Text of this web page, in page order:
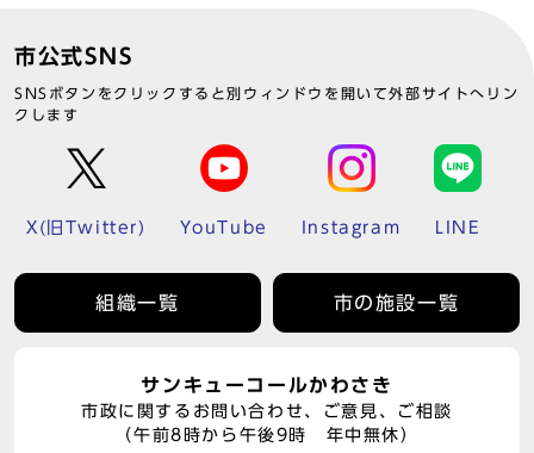
市公式SNS
SNSボタンをクリックすると別ウィンドウを開いて外部サイトへリン
クします
X(旧Twitter) YouTube Instagram LINE
組織一覧 市の施設一覧
サンキューコールかわさき
市政に関するお問い合わせ、ご意見、ご相談
（午前8時から午後9時 年中無休）